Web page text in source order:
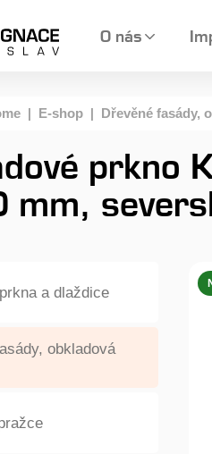
O nás
| E-shop | Dřevěné fasády,
prkno
a dlaždice
obkladová